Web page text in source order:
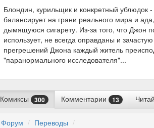
Блондин, курильщик и конкретный ублюдок
балансирует на грани реального мира и
дымящуюся сигарету. Из-за того, что Джон
использует, не всегда оправданы и
прегрешений Джона каждый житель
"паранормального исследователя"...
Комиксы 300 Комментарии 13
Форум Переводы